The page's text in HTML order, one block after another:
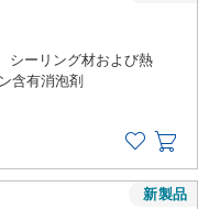
シーリング材および熱
含有消泡剤
新製品